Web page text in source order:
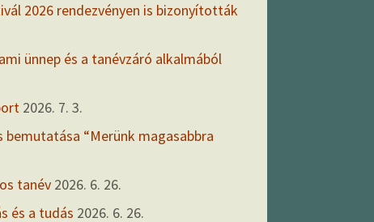
2026 rendezvényen is bizonyították
ünnep és a tanévzáró alkalmából
2026. 7. 3.
bemutatása “Merünk magasabbra
tanév 2026. 6. 26.
és a tudás 2026. 6. 26.